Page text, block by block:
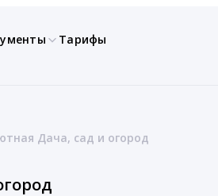
Тарифы
Дача, сад и огород